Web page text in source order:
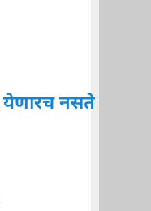
नसते